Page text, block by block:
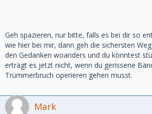
Geh spazieren, nur bitte, falls es bei dir so
wie hier bei mir, dann geh die sichersten
den Gedanken woanders und du könntest
erträgt es jetzt nicht, wenn du gerissene
Trümmerbruch operieren gehen musst.
Mark